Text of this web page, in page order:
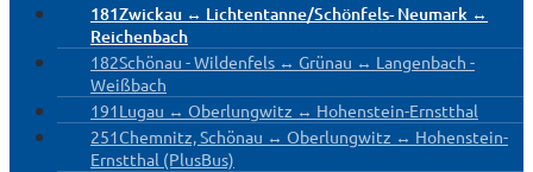
181Zwickau ↔ Lichtentanne/Schönfels- Neumark ↔
Reichenbach
182Schönau - Wildenfels ↔ Grünau ↔ Langenbach -
Weißbach
191Lugau ↔ Oberlungwitz ↔ Hohenstein-Ernstthal
251Chemnitz, Schönau ↔ Oberlungwitz ↔ Hohenstein-
Ernstthal (PlusBus)